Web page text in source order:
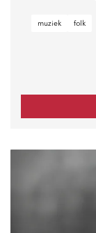
muziek folk